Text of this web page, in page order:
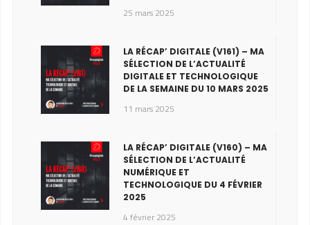
25 mars 2025
LA RÉCAP’ DIGITALE (V161) – MA
SÉLECTION DE L’ACTUALITÉ
DIGITALE ET TECHNOLOGIQUE
DE LA SEMAINE DU 10 MARS 2025
11 mars 2025
LA RÉCAP’ DIGITALE (V160) – MA
SÉLECTION DE L’ACTUALITÉ
NUMÉRIQUE ET
TECHNOLOGIQUE DU 4 FÉVRIER
2025
4 février 2025